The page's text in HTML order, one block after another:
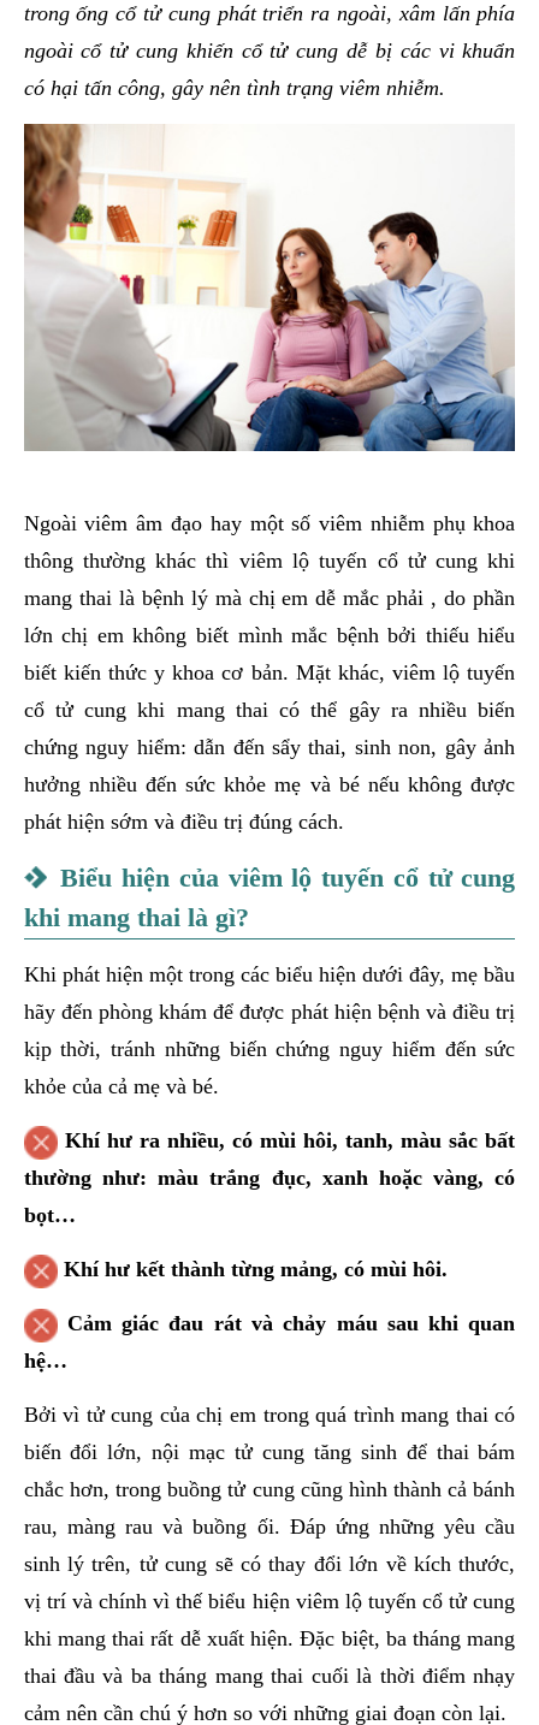
trong ống cổ tử cung phát triển ra ngoài, xâm lấn phía
ngoài cổ tử cung khiến cổ tử cung dễ bị các vi khuẩn
có hại tấn công, gây nên tình trạng viêm nhiễm.
Ngoài viêm âm đạo hay một số viêm nhiễm phụ khoa
thông thường khác thì viêm lộ tuyến cổ tử cung khi
mang thai là bệnh lý mà chị em dễ mắc phải , do phần
lớn chị em không biết mình mắc bệnh bởi thiếu hiểu
biết kiến thức y khoa cơ bản. Mặt khác, viêm lộ tuyến
cổ tử cung khi mang thai có thể gây ra nhiều biến
chứng nguy hiểm: dẫn đến sẩy thai, sinh non, gây ảnh
hưởng nhiều đến sức khỏe mẹ và bé nếu không được
phát hiện sớm và điều trị đúng cách.
Biểu hiện của viêm lộ tuyến cổ tử cung
khi mang thai là gì?
Khi phát hiện một trong các biểu hiện dưới đây, mẹ bầu
hãy đến phòng khám để được phát hiện bệnh và điều trị
kịp thời, tránh những biến chứng nguy hiểm đến sức
khỏe của cả mẹ và bé.
Khí hư ra nhiều, có mùi hôi, tanh, màu sắc bất
thường như: màu trắng đục, xanh hoặc vàng, có
bọt…
Khí hư kết thành từng mảng, có mùi hôi.
Cảm giác đau rát và chảy máu sau khi quan
hệ…
Bởi vì tử cung của chị em trong quá trình mang thai có
biến đổi lớn, nội mạc tử cung tăng sinh để thai bám
chắc hơn, trong buồng tử cung cũng hình thành cả bánh
rau, màng rau và buồng ối. Đáp ứng những yêu cầu
sinh lý trên, tử cung sẽ có thay đổi lớn về kích thước,
vị trí và chính vì thế biểu hiện viêm lộ tuyến cổ tử cung
khi mang thai rất dễ xuất hiện. Đặc biệt, ba tháng mang
thai đầu và ba tháng mang thai cuối là thời điểm nhạy
cảm nên cần chú ý hơn so với những giai đoạn còn lại.